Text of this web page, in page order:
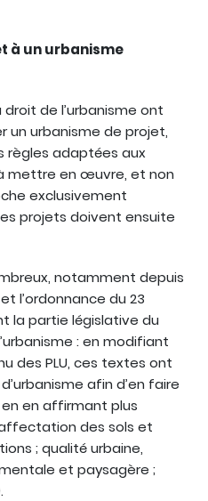
à un urbanisme
de l’urbanisme ont
un urbanisme de projet,
règles adaptées aux
mettre en œuvre, et non
exclusivement
projets doivent ensuite
notamment depuis
et l’ordonnance du 23
la partie législative du
: en modifiant
des PLU, ces textes ont
afin d’en faire
en affirmant plus
des sols et
; qualité urbaine,
et paysagère ;